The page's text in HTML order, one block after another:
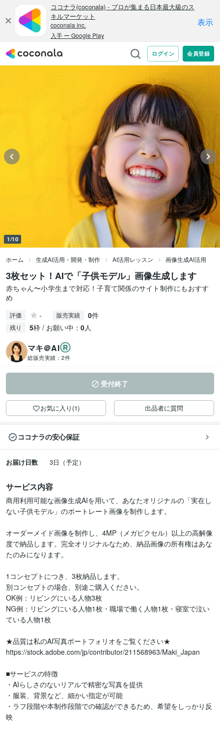
1/10
ホーム 生成AI活用・開発・制作 AI活用レッスン 画像生成AI活用
3枚セット！AIで「子供モデル」画像生成します
赤ちゃん〜小学生まで対応！子育て関係のサイト制作にもおすす
め
評価 - 販売実績 0件
残り 5枠 / お願い中： 0人
マキ＠AI
総販売実績： 2件
受付終了
お気に入り(1) 出品者に質問
ココナラの安心保証
お届け日数 3日（予定）
サービス内容
商用利用可能な画像生成AIを用いて、あなたオリジナルの「実在し
ない子供モデル」のポートレート画像を制作します。
オーダーメイド画像を制作し、4MP（メガピクセル）以上の高解像
度で納品します。完全オリジナルなため、納品画像の所有権はあな
たのみになります。
1コンセプトにつき、3枚納品します。
別コンセプトの場合、別途ご購入ください。
OK例：リビングにいる人物3枚
NG例：リビングにいる人物1枚・職場で働く人物1枚・寝室で泣い
ている人物1枚
★品質は私のAI写真ポートフォリオをご覧ください★
https://stock.adobe.com/jp/contributor/211568963/Maki_Japan
■サービスの特徴
・AIらしさのないリアルで精密な写真を提供
・服装、背景など、細かい指定が可能
・ラフ段階や本制作段階での確認ができるため、希望をしっかり反
映